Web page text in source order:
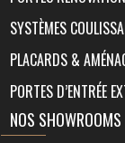
SYSTÈMES
PLACARDS &
PORTES D’ENTRÉE
NOS SHOWROOMS